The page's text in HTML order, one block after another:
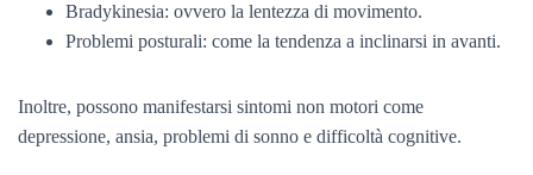
Bradykinesia: ovvero la lentezza di movimento.
Problemi posturali: come la tendenza a inclinarsi in avanti.
Inoltre, possono manifestarsi sintomi non motori come
depressione, ansia, problemi di sonno e difficoltà cognitive.